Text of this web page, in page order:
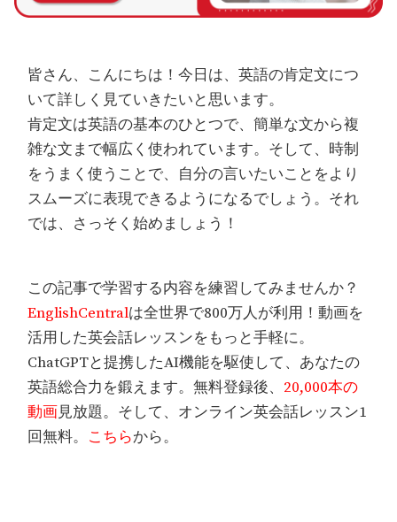
皆さん、こんにちは！今日は、英語の肯定文につ
いて詳しく見ていきたいと思います。
肯定文は英語の基本のひとつで、簡単な文から複
雑な文まで幅広く使われています。そして、時制
をうまく使うことで、自分の言いたいことをより
スムーズに表現できるようになるでしょう。それ
では、さっそく始めましょう！
この記事で学習する内容を練習してみませんか？
EnglishCentralは全世界で800万人が利用！動画を
活用した英会話レッスンをもっと手軽に。
ChatGPTと提携したAI機能を駆使して、あなたの
英語総合力を鍛えます。無料登録後、 20,000本の
動画見放題。そして、オンライン英会話レッスン1
回無料。 こちらから。